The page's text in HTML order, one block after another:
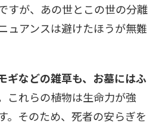
すが、あの世とこの世の分離
ュアンスは避けたほうが無難
ギなどの雑草も、お墓にはふ
これらの植物は生命力が強
。そのため、死者の安らぎを